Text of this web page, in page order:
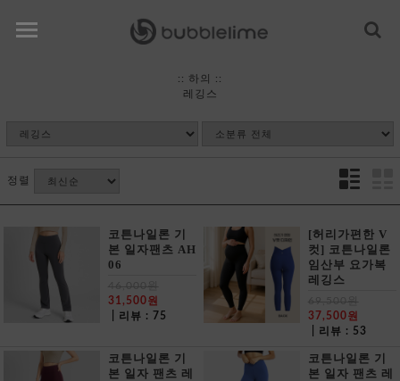
:: 하의
::
레깅스
정렬
코튼나일론 기
본 일자팬츠 AH
06
31,500원
| 리뷰 : 75
[허리가편한 V
컷] 코튼나일론
임산부 요가복
레깅스
37,500원
| 리뷰 : 53
코튼나일론 기
본 일자 팬츠 레
코튼나일론 기
본 일자 팬츠 레